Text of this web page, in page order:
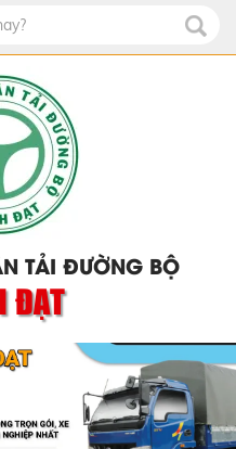
TẢI ĐƯỜNG BỘ
ĐẠT